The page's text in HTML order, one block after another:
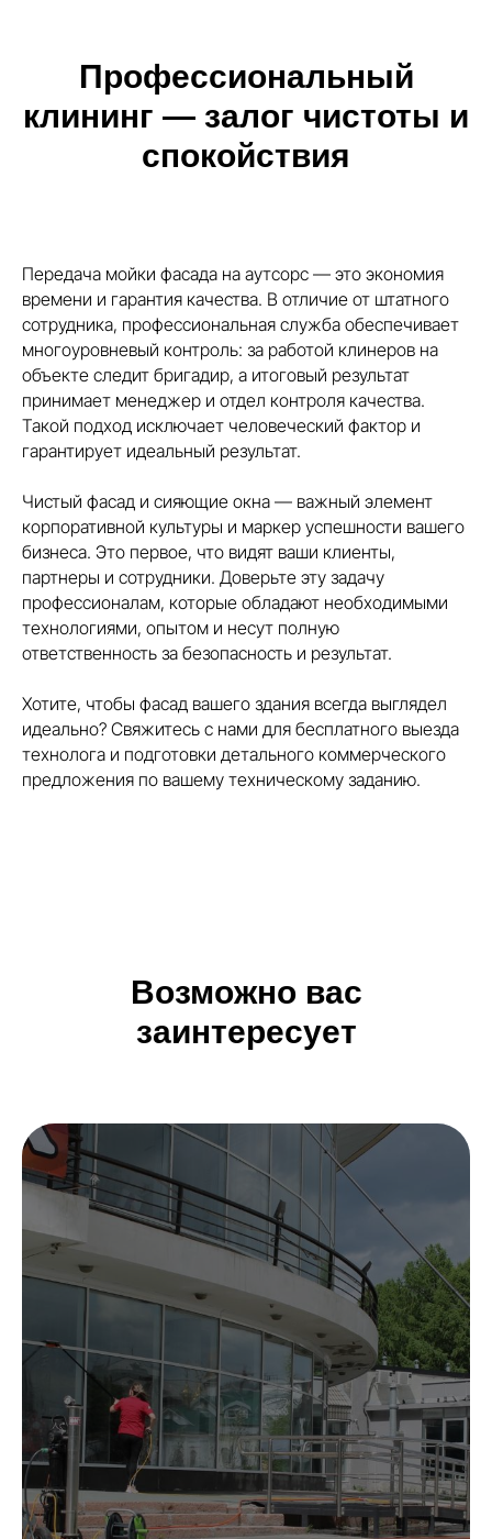
Профессиональный
клининг — залог чистоты и
спокойствия
Передача мойки фасада на аутсорс — это экономия
времени и гарантия качества. В отличие от штатного
сотрудника, профессиональная служба обеспечивает
многоуровневый контроль: за работой клинеров на
объекте следит бригадир, а итоговый результат
принимает менеджер и отдел контроля качества.
Такой подход исключает человеческий фактор и
гарантирует идеальный результат.
Чистый фасад и сияющие окна — важный элемент
корпоративной культуры и маркер успешности вашего
бизнеса. Это первое, что видят ваши клиенты,
партнеры и сотрудники. Доверьте эту задачу
профессионалам, которые обладают необходимыми
технологиями, опытом и несут полную
ответственность за безопасность и результат.
Хотите, чтобы фасад вашего здания всегда выглядел
идеально? Свяжитесь с нами для бесплатного выезда
технолога и подготовки детального коммерческого
предложения по вашему техническому заданию.
Возможно вас
заинтересует